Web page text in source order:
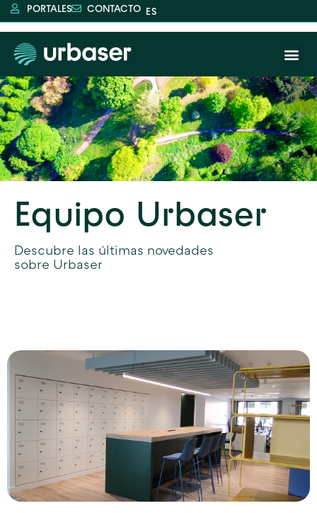
PORTALES CONTACTO
Equipo Urbaser
Descubre las últimas novedades
sobre Urbaser